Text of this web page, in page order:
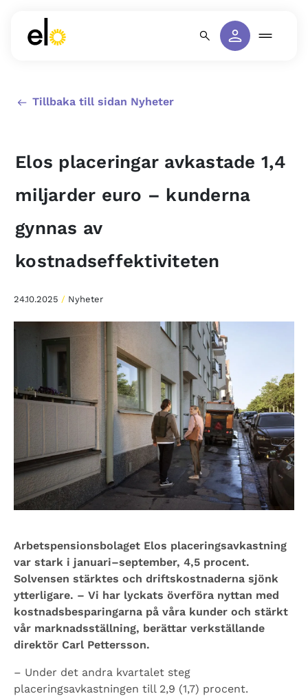
Tillbaka till sidan Nyheter
Elos placeringar avkastade 1,4
miljarder euro – kunderna
gynnas av
kostnadseffektiviteten
24.10.2025 / Nyheter
Arbetspensionsbolaget Elos placeringsavkastning
var stark i januari–september, 4,5 procent.
Solvensen stärktes och driftskostnaderna sjönk
ytterligare. – Vi har lyckats överföra nyttan med
kostnadsbesparingarna på våra kunder och stärkt
vår marknadsställning, berättar verkställande
direktör Carl Pettersson.
– Under det andra kvartalet steg
placeringsavkastningen till 2,9 (1,7) procent.